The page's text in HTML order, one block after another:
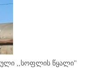
,,სოფლის წყალი"